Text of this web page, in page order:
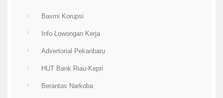
Basmi Korupsi
Info Lowongan Kerja
Advertorial Pekanbaru
HUT Bank Riau-Kepri
Berantas Narkoba